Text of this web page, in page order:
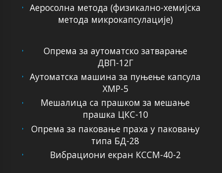
Аеросолна метода (физикално-хемијска
метода микрокапсулације)
Опрема за аутоматско затварање
ДВП-12Г
Аутоматска машина за пуњење капсула
ХМР-5
Мешалица са прашком за мешање
прашка ЦКС-10
Опрема за паковање праха у паковању
типа БД-28
Вибрациони екран КССМ-40-2